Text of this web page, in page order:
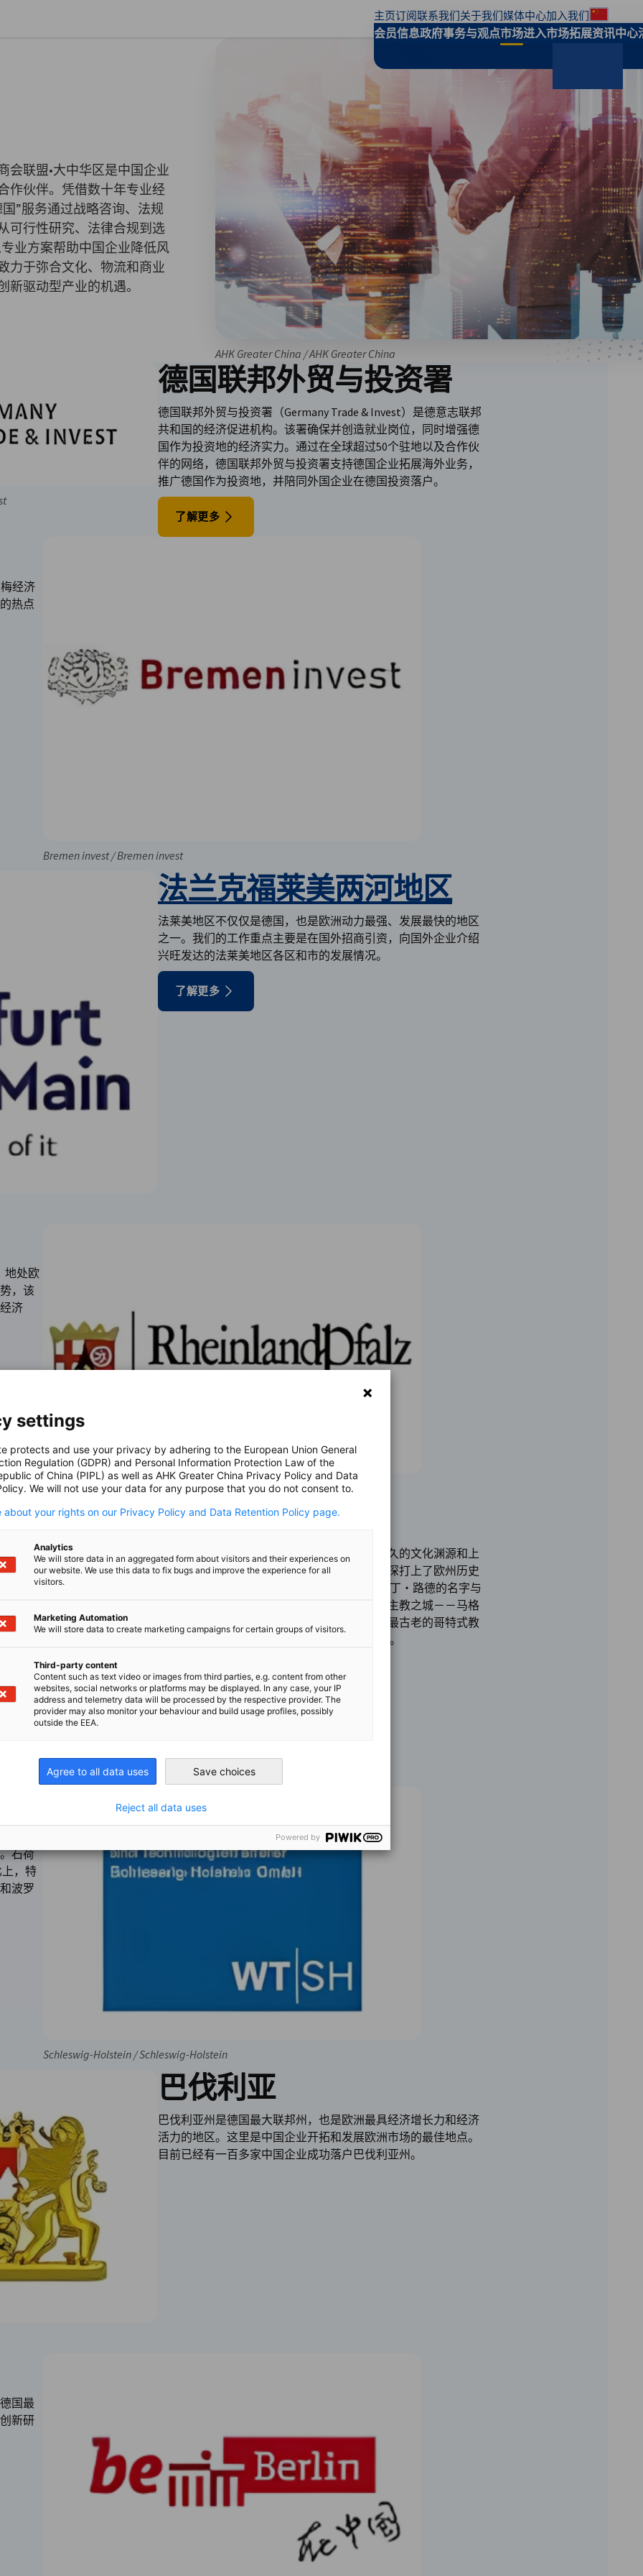
主页订阅联系我们关于我们媒体中心加入我们
地区偏
会员信息政府事务与观点市场进入市场拓展资讯中心
搜索
会联盟•大中华区是中国企业
作伙伴。凭借数十年专业经
”服务通过战略咨询、法规
可行性研究、法律合规到选
业方案帮助中国企业降低风
力于弥合文化、物流和商业
驱动型产业的机遇。
AHK Greater China / AHK Greater China
德国联邦外贸与投资署
德国联邦外贸与投资署（Germany Trade & Invest）是德意志联邦
共和国的经济促进机构。该署确保并创造就业岗位，同时增强德
国作为投资地的经济实力。通过在全球超过50个驻地以及合作伙
伴的网络，德国联邦外贸与投资署支持德国企业拓展海外业务，
推广德国作为投资地，并陪同外国企业在德国投资落户。
了解更多
经济
热点
Bremen invest / Bremen invest
法兰克福莱美两河地区
法莱美地区不仅仅是德国，也是欧洲动力最强、发展最快的地区
之一。我们的工作重点主要是在国外招商引资，向国外企业介绍
兴旺发达的法莱美地区各区和市的发展情况。
了解更多
地处欧
，该
济
Rheinland-Pfalz / Rheinland-Pfalz
萨克森－安哈特
德国萨克森－安哈特州位于德国中部，具有悠久的文化渊源和上
百年的工业传统，其各个时期的建筑、艺术深深打上了欧州历史
发展的印记。16世纪初期的一场宗教 改革使马丁・路德的名字与
该州紧紧连在了一起。有着1200年历史的帝王主教之城－－马格
德堡是该州首府，它不仅拥有阿尔卑斯山以北最古老的哥特式教
堂， 而且还是欧州最古老的工业贸易城市之一。
石荷
，特
波罗
Schleswig-Holstein / Schleswig-Holstein
巴伐利亚
巴伐利亚州是德国最大联邦州，也是欧洲最具经济增长力和经济
活力的地区。这里是中国企业开拓和发展欧洲市场的最佳地点。
目前已经有一百多家中国企业成功落户巴伐利亚州。
国最
新研
settings
protects and use your privacy by adhering to the European Union General
Regulation (GDPR) and Personal Information Protection Law of the
of China (PIPL) as well as AHK Greater China Privacy Policy and Data
We will not use your data for any purpose that you do not consent to.
about your rights on our Privacy Policy and Data Retention Policy page.
Analytics
We will store data in an aggregated form about visitors and their experiences on
our website. We use this data to fix bugs and improve the experience for all
visitors.
Marketing Automation
We will store data to create marketing campaigns for certain groups of visitors.
Third-party content
Content such as text video or images from third parties, e.g. content from other
websites, social networks or platforms may be displayed. In any case, your IP
address and telemetry data will be processed by the respective provider. The
provider may also monitor your behaviour and build usage profiles, possibly
outside the EEA.
Agree to all data uses Save choices
Reject all data uses
Powered by